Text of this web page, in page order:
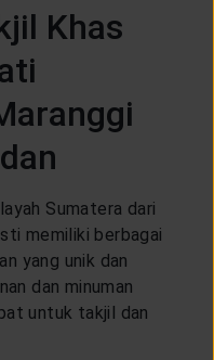
Khas
Sumatera dari
memiliki berbagai
yang unik dan
dan minuman
untuk takjil dan